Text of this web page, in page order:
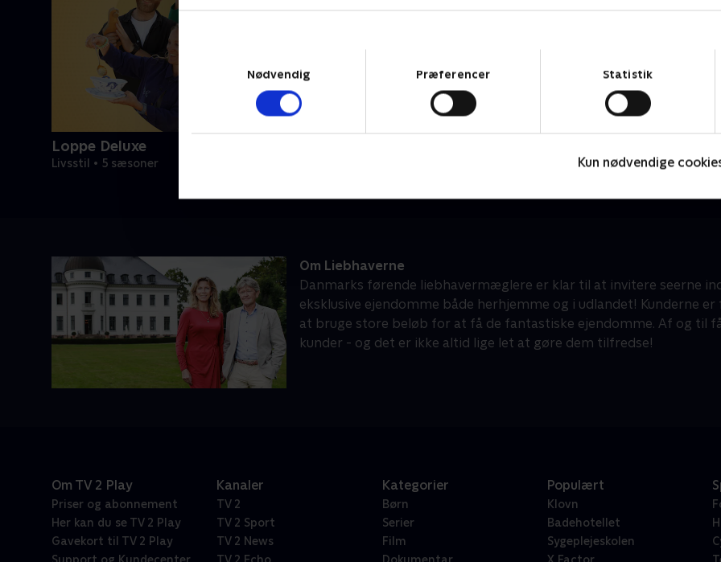
Nødvendig
Præferencer Statistik
Kun nødvendige
Salomonsen for at berolige hende
med, at salget af hendes fantastiske
Charlottenlund-villa skrider
planmæssigt frem.
Loppe Deluxe
Livsstil • 5 sæsoner
Om Liebhaverne
Danmarks førende liebhavermæglere er klar til at invitere seerne
eksklusive ejendomme både herhjemme og i udlandet! Kunderne
at bruge store beløb for at få de fantastiske ejendomme. Af og til
kunder - og det er ikke altid lige let at gøre dem tilfredse!
Om TV 2 Play
Priser og abonnement
Her kan du se TV 2 Play
Gavekort til TV 2 Play
Kanaler
TV 2
TV 2 Sport
TV 2 News
Kategorier
Børn
Serier
Film
Populært
Klovn
Badehotellet
Sygeplejeskolen